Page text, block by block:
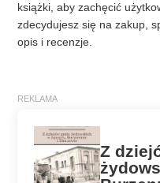
książki, aby zachęcić
zdecydujesz się na zakup,
opis i recenzje.